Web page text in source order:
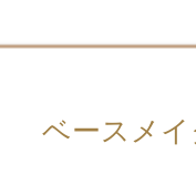
ベースメ